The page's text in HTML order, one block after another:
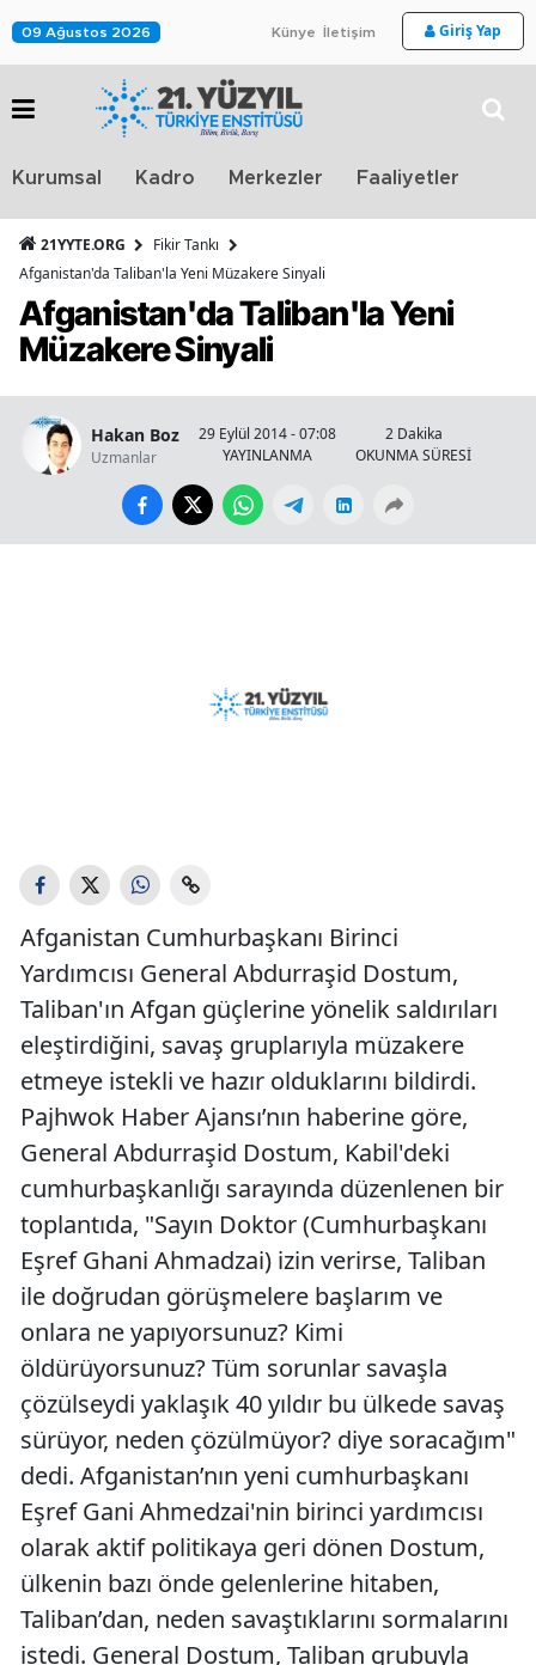
09 Ağustos 2026 Künye İletişim Giriş Yap
Kurumsal Kadro Merkezler Faaliyetler
21YYTE.ORG
Fikir Tankı
Afganistan'da Taliban'la Yeni Müzakere Sinyali
Afganistan'da Taliban'la Yeni
Müzakere Sinyali
Hakan Boz
Uzmanlar
29 Eylül 2014 - 07:08
YAYINLANMA
2 Dakika
OKUNMA SÜRESİ
Afganistan Cumhurbaşkanı Birinci
Yardımcısı General Abdurraşid Dostum,
Taliban'ın Afgan güçlerine yönelik saldırıları
eleştirdiğini, savaş gruplarıyla müzakere
etmeye istekli ve hazır olduklarını bildirdi.
Pajhwok Haber Ajansı’nın haberine göre,
General Abdurraşid Dostum, Kabil'deki
cumhurbaşkanlığı sarayında düzenlenen bir
toplantıda, "Sayın Doktor (Cumhurbaşkanı
Eşref Ghani Ahmadzai) izin verirse, Taliban
ile doğrudan görüşmelere başlarım ve
onlara ne yapıyorsunuz? Kimi
öldürüyorsunuz? Tüm sorunlar savaşla
çözülseydi yaklaşık 40 yıldır bu ülkede savaş
sürüyor, neden çözülmüyor? diye soracağım"
dedi. Afganistan’nın yeni cumhurbaşkanı
Eşref Gani Ahmedzai'nin birinci yardımcısı
olarak aktif politikaya geri dönen Dostum,
ülkenin bazı önde gelenlerine hitaben,
Taliban’dan, neden savaştıklarını sormalarını
istedi. General Dostum, Taliban grubuyla